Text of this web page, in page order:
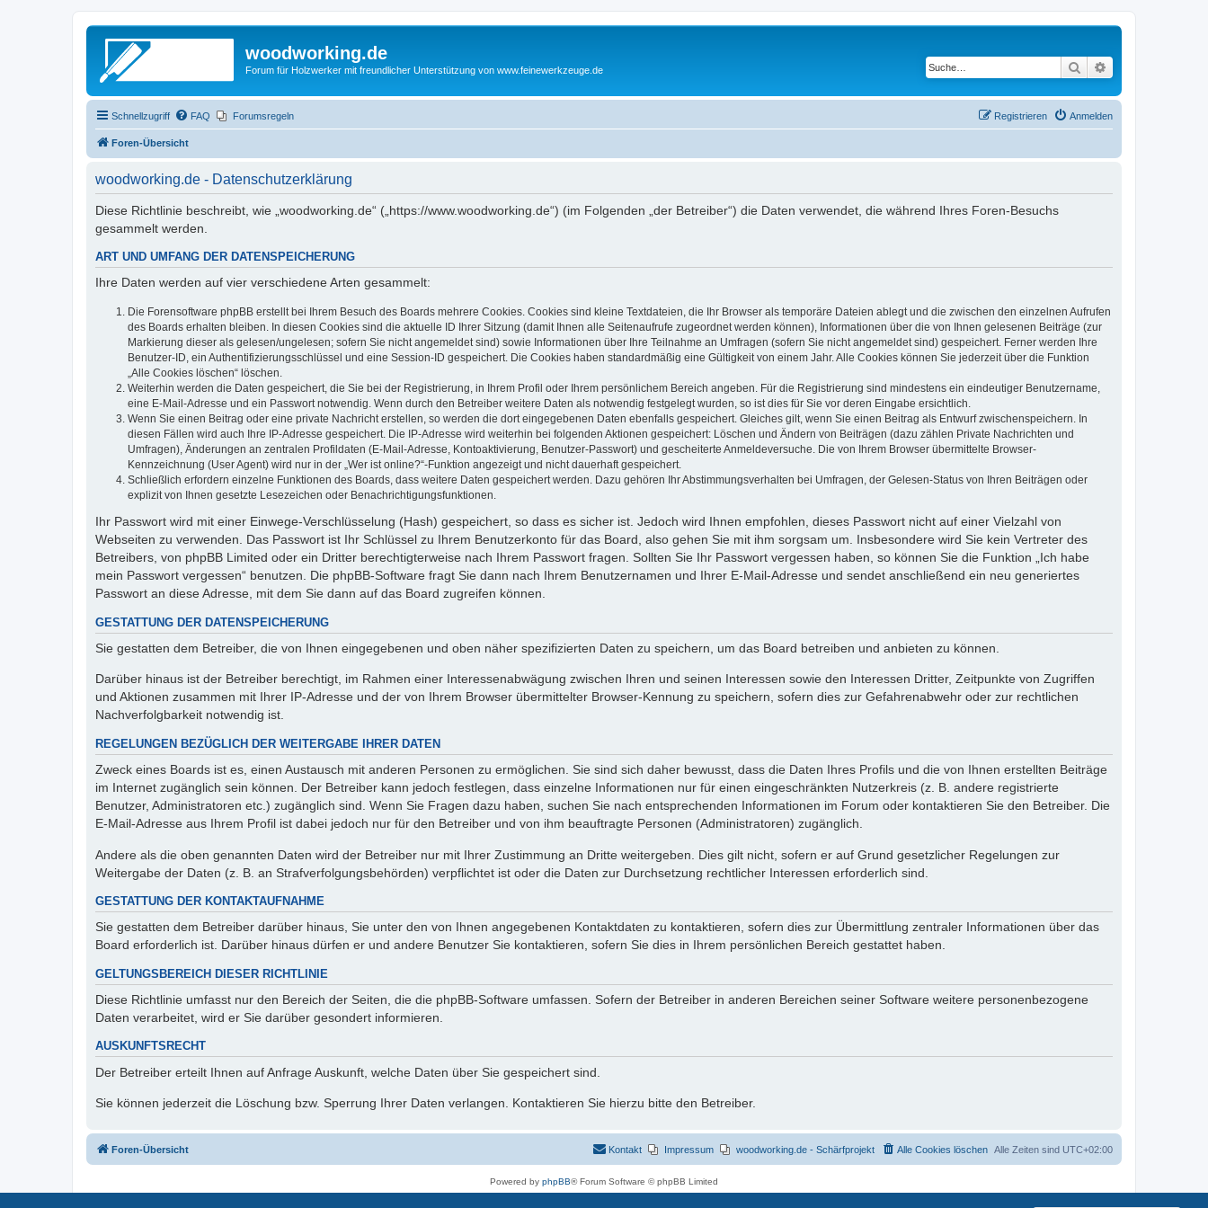
woodworking.de
Forum für Holzwerker mit freundlicher Unterstützung von www.feinewerkzeuge.de Suche
Schnellzugriff FAQ Forumsregeln Anmelden
Registrieren
Foren-Übersicht
woodworking.de - Datenschutzerklärung
Diese Richtlinie beschreibt, wie „woodworking.de“ („https://www.woodworking.de“) (im Folgenden „der Betreiber“) die Daten verwendet, die während Ihres Foren-Besuchs
gesammelt werden.
ART UND UMFANG DER DATENSPEICHERUNG
Ihre Daten werden auf vier verschiedene Arten gesammelt:
Die Forensoftware phpBB erstellt bei Ihrem Besuch des Boards mehrere Cookies. Cookies sind kleine Textdateien, die Ihr Browser als temporäre Dateien ablegt und die zwischen den einzelnen Aufrufen
des Boards erhalten bleiben. In diesen Cookies sind die aktuelle ID Ihrer Sitzung (damit Ihnen alle Seitenaufrufe zugeordnet werden können), Informationen über die von Ihnen gelesenen Beiträge (zur
Markierung dieser als gelesen/ungelesen; sofern Sie nicht angemeldet sind) sowie Informationen über Ihre Teilnahme an Umfragen (sofern Sie nicht angemeldet sind) gespeichert. Ferner werden Ihre
Benutzer-ID, ein Authentifizierungsschlüssel und eine Session-ID gespeichert. Die Cookies haben standardmäßig eine Gültigkeit von einem Jahr. Alle Cookies können Sie jederzeit über die Funktion
„Alle Cookies löschen“ löschen.
Weiterhin werden die Daten gespeichert, die Sie bei der Registrierung, in Ihrem Profil oder Ihrem persönlichem Bereich angeben. Für die Registrierung sind mindestens ein eindeutiger Benutzername,
eine E-Mail-Adresse und ein Passwort notwendig. Wenn durch den Betreiber weitere Daten als notwendig festgelegt wurden, so ist dies für Sie vor deren Eingabe ersichtlich.
Wenn Sie einen Beitrag oder eine private Nachricht erstellen, so werden die dort eingegebenen Daten ebenfalls gespeichert. Gleiches gilt, wenn Sie einen Beitrag als Entwurf zwischenspeichern. In
diesen Fällen wird auch Ihre IP-Adresse gespeichert. Die IP-Adresse wird weiterhin bei folgenden Aktionen gespeichert: Löschen und Ändern von Beiträgen (dazu zählen Private Nachrichten und
Umfragen), Änderungen an zentralen Profildaten (E-Mail-Adresse, Kontoaktivierung, Benutzer-Passwort) und gescheiterte Anmeldeversuche. Die von Ihrem Browser übermittelte Browser-
Kennzeichnung (User Agent) wird nur in der „Wer ist online?“-Funktion angezeigt und nicht dauerhaft gespeichert.
Schließlich erfordern einzelne Funktionen des Boards, dass weitere Daten gespeichert werden. Dazu gehören Ihr Abstimmungsverhalten bei Umfragen, der Gelesen-Status von Ihren Beiträgen oder
explizit von Ihnen gesetzte Lesezeichen oder Benachrichtigungsfunktionen.
Ihr Passwort wird mit einer Einwege-Verschlüsselung (Hash) gespeichert, so dass es sicher ist. Jedoch wird Ihnen empfohlen, dieses Passwort nicht auf einer Vielzahl von
Webseiten zu verwenden. Das Passwort ist Ihr Schlüssel zu Ihrem Benutzerkonto für das Board, also gehen Sie mit ihm sorgsam um. Insbesondere wird Sie kein Vertreter des
Betreibers, von phpBB Limited oder ein Dritter berechtigterweise nach Ihrem Passwort fragen. Sollten Sie Ihr Passwort vergessen haben, so können Sie die Funktion „Ich habe
mein Passwort vergessen“ benutzen. Die phpBB-Software fragt Sie dann nach Ihrem Benutzernamen und Ihrer E-Mail-Adresse und sendet anschließend ein neu generiertes
Passwort an diese Adresse, mit dem Sie dann auf das Board zugreifen können.
GESTATTUNG DER DATENSPEICHERUNG
Sie gestatten dem Betreiber, die von Ihnen eingegebenen und oben näher spezifizierten Daten zu speichern, um das Board betreiben und anbieten zu können.
Darüber hinaus ist der Betreiber berechtigt, im Rahmen einer Interessenabwägung zwischen Ihren und seinen Interessen sowie den Interessen Dritter, Zeitpunkte von Zugriffen
und Aktionen zusammen mit Ihrer IP-Adresse und der von Ihrem Browser übermittelter Browser-Kennung zu speichern, sofern dies zur Gefahrenabwehr oder zur rechtlichen
Nachverfolgbarkeit notwendig ist.
REGELUNGEN BEZÜGLICH DER WEITERGABE IHRER DATEN
Zweck eines Boards ist es, einen Austausch mit anderen Personen zu ermöglichen. Sie sind sich daher bewusst, dass die Daten Ihres Profils und die von Ihnen erstellten Beiträge
im Internet zugänglich sein können. Der Betreiber kann jedoch festlegen, dass einzelne Informationen nur für einen eingeschränkten Nutzerkreis (z. B. andere registrierte
Benutzer, Administratoren etc.) zugänglich sind. Wenn Sie Fragen dazu haben, suchen Sie nach entsprechenden Informationen im Forum oder kontaktieren Sie den Betreiber. Die
E-Mail-Adresse aus Ihrem Profil ist dabei jedoch nur für den Betreiber und von ihm beauftragte Personen (Administratoren) zugänglich.
Andere als die oben genannten Daten wird der Betreiber nur mit Ihrer Zustimmung an Dritte weitergeben. Dies gilt nicht, sofern er auf Grund gesetzlicher Regelungen zur
Weitergabe der Daten (z. B. an Strafverfolgungsbehörden) verpflichtet ist oder die Daten zur Durchsetzung rechtlicher Interessen erforderlich sind.
GESTATTUNG DER KONTAKTAUFNAHME
Sie gestatten dem Betreiber darüber hinaus, Sie unter den von Ihnen angegebenen Kontaktdaten zu kontaktieren, sofern dies zur Übermittlung zentraler Informationen über das
Board erforderlich ist. Darüber hinaus dürfen er und andere Benutzer Sie kontaktieren, sofern Sie dies in Ihrem persönlichen Bereich gestattet haben.
GELTUNGSBEREICH DIESER RICHTLINIE
Diese Richtlinie umfasst nur den Bereich der Seiten, die die phpBB-Software umfassen. Sofern der Betreiber in anderen Bereichen seiner Software weitere personenbezogene
Daten verarbeitet, wird er Sie darüber gesondert informieren.
AUSKUNFTSRECHT
Der Betreiber erteilt Ihnen auf Anfrage Auskunft, welche Daten über Sie gespeichert sind.
Sie können jederzeit die Löschung bzw. Sperrung Ihrer Daten verlangen. Kontaktieren Sie hierzu bitte den Betreiber.
Foren-Übersicht Alle Zeiten sind UTC+02:00
Alle Cookies löschen
woodworking.de - Schärfprojekt
Impressum
Kontakt
Powered by phpBB® Forum Software © phpBB Limited